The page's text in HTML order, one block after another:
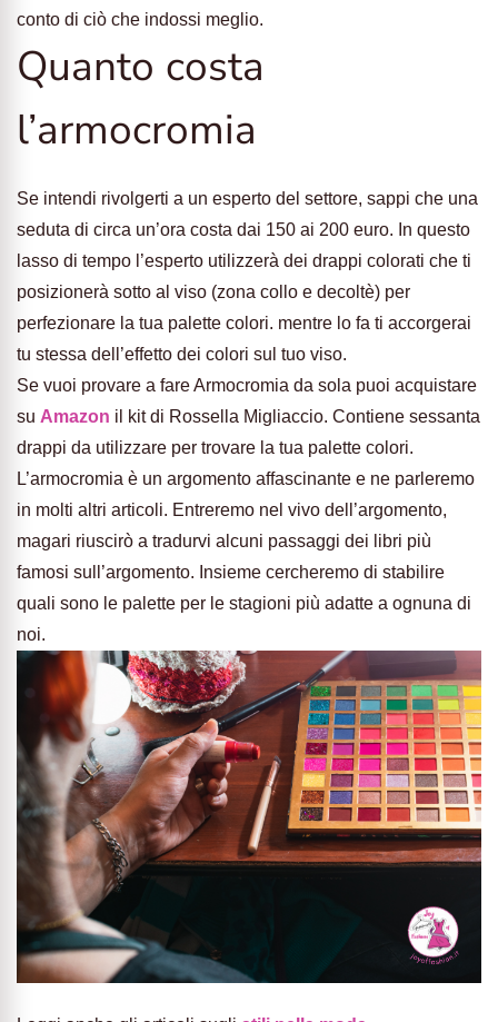
conto di ciò che indossi meglio.
Quanto costa
l’armocromia
Se intendi rivolgerti a un esperto del settore, sappi che una
seduta di circa un’ora costa dai 150 ai 200 euro. In questo
lasso di tempo l’esperto utilizzerà dei drappi colorati che ti
posizionerà sotto al viso (zona collo e decoltè) per
perfezionare la tua palette colori. mentre lo fa ti accorgerai
tu stessa dell’effetto dei colori sul tuo viso.
Se vuoi provare a fare Armocromia da sola puoi acquistare
su Amazon il kit di Rossella Migliaccio. Contiene sessanta
drappi da utilizzare per trovare la tua palette colori.
L’armocromia è un argomento affascinante e ne parleremo
in molti altri articoli. Entreremo nel vivo dell’argomento,
magari riuscirò a tradurvi alcuni passaggi dei libri più
famosi sull’argomento. Insieme cercheremo di stabilire
quali sono le palette per le stagioni più adatte a ognuna di
noi.